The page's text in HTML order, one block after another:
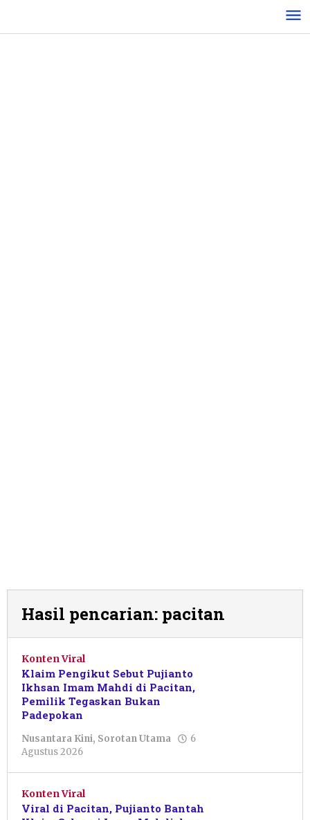
konten
Hasil pencarian: pacitan
Konten Viral
Klaim Pengikut Sebut Pujianto
Ikhsan Imam Mahdi di Pacitan,
Pemilik Tegaskan Bukan
Padepokan
Nusantara Kini, Sorotan Utama
6
Agustus 2026
Shalahuddin
Konten Viral
Viral di Pacitan, Pujianto Bantah